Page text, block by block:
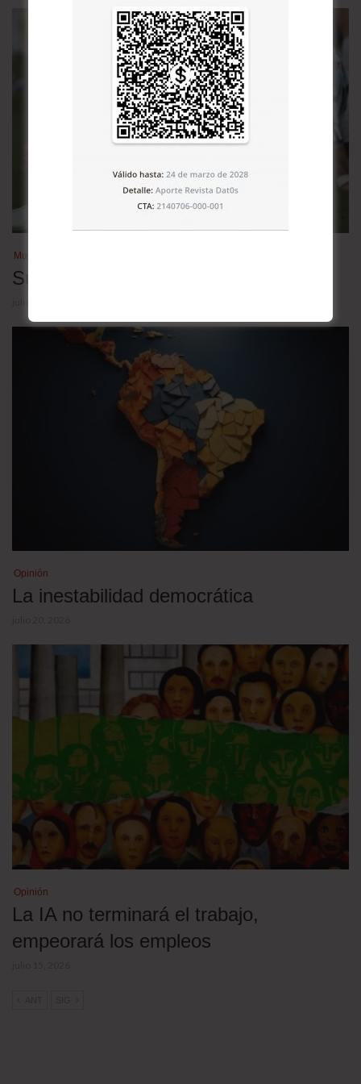
Mundial de fútbol 2026
Su noche triste
Opinión
La inestabilidad democrática
Opinión
La IA no terminará el trabajo,
empeorará los empleos